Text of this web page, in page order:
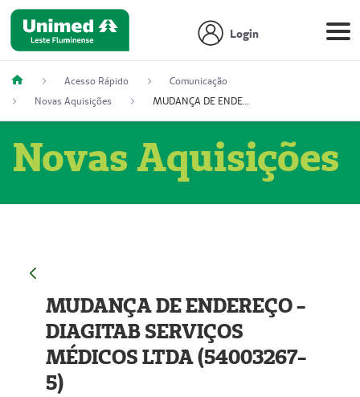
Login
Acesso Rápido
Comunicação
Novas Aquisições
MUDANÇA DE ENDEREÇO - DIAGITAB SERVIÇOS MÉDICOS LTDA (54003267-5)
Novas Aquisições
MUDANÇA DE ENDEREÇO -
DIAGITAB SERVIÇOS
MÉDICOS LTDA (54003267-
5)